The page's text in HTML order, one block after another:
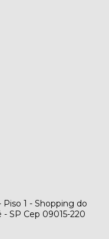
Piso 1 - Shopping do
SP Cep 09015-220